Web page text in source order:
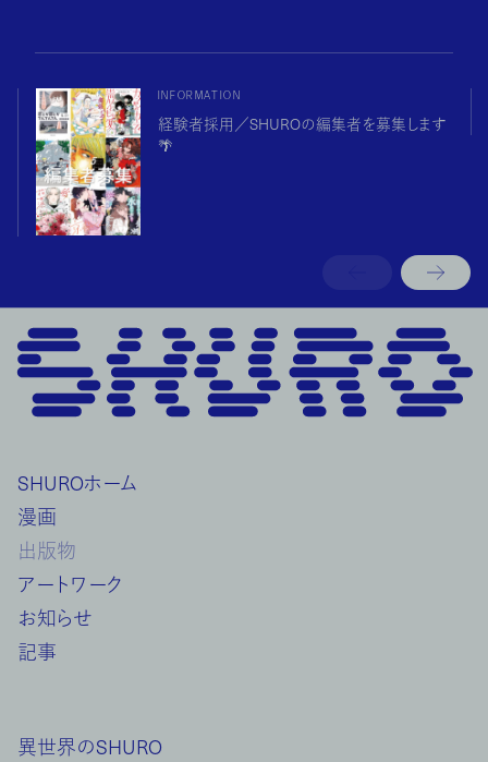
INFORMATION
経験者採用／SHUROの編集者を募集します
🌴
SHUROホーム
漫画
出版物
アートワーク
お知らせ
記事
異世界のSHURO